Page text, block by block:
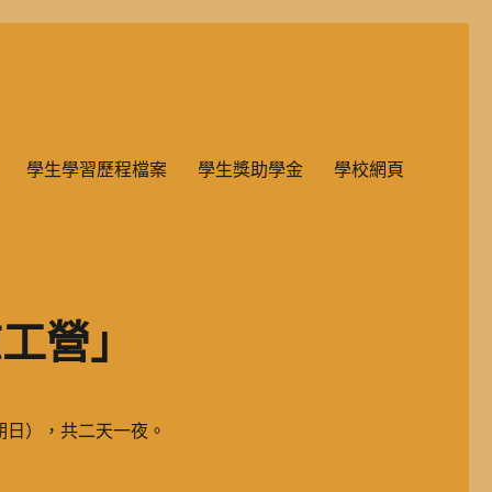
學生學習歷程檔案 學生獎助學金 學校網頁
營」
），共二天一夜。